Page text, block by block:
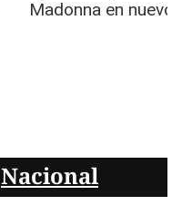
Nacional